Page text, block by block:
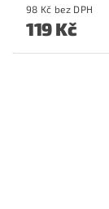
98 Kč bez DPH
119 Kč